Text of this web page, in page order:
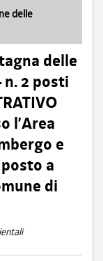
delle
delle
2 posti
l’Area
e
a
di